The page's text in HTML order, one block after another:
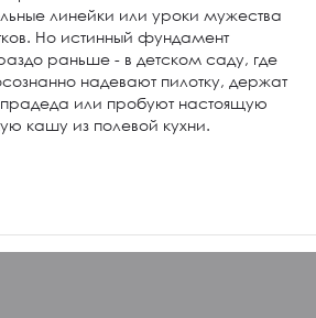
линейки или уроки мужества
Но истинный фундамент
раньше - в детском саду, где
надевают пилотку, держат
прадеда или пробуют настоящую
кашу из полевой кухни.